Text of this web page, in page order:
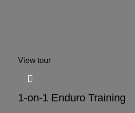
View tour
1-on-1 Enduro Training